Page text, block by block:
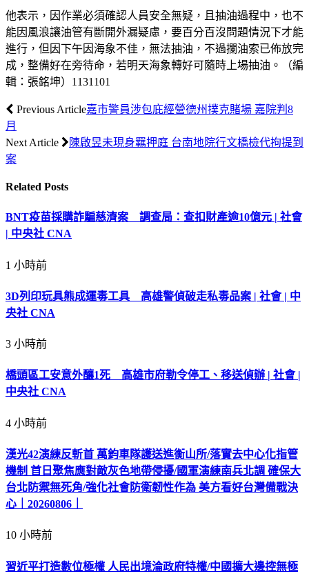
他表示，因作業必須確認人員安全無疑，且抽油過程中，也不
能因風浪讓油管有斷開外漏疑慮，要百分百沒問題情況下才能
進行，但因下午因海象不佳，無法抽油，不過攔油索已佈放完
成，整備好在旁待命，若明天海象轉好可隨時上場抽油。（編
輯：張銘坤）1131101
Previous Article嘉市警員涉包庇經營德州撲克賭場 嘉院判8
月
Next Article
陳啟昱未現身羈押庭 台南地院行文橋檢代拘提到
案
Related Posts
BNT疫苗採購詐騙慈濟案 調查局：查扣財產逾10億元 | 社會
| 中央社 CNA
1 小時前
3D列印玩具熊成運毒工具 高雄警偵破走私毒品案 | 社會 | 中
央社 CNA
3 小時前
橋頭區工安意外釀1死 高雄市府勒令停工、移送偵辦 | 社會 |
中央社 CNA
4 小時前
漢光42演練反斬首 萬鈞車隊護送進衡山所/落實去中心化指管
機制 首日聚焦應對敵灰色地帶侵擾/國軍演練南兵北調 確保大
台北防禦無死角/強化社會防衛韌性作為 美方看好台灣備戰決
心｜20260806｜
10 小時前
習近平打造數位極權 人民出境淪政府特權/中國擴大邊控無極